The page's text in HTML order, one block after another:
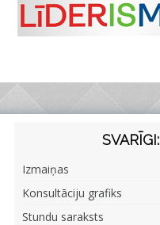
SVARĪGI:
Izmaiņas
Konsultāciju grafiks
Stundu saraksts